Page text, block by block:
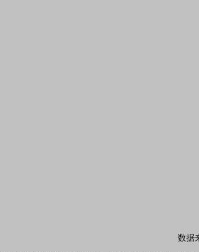
数据